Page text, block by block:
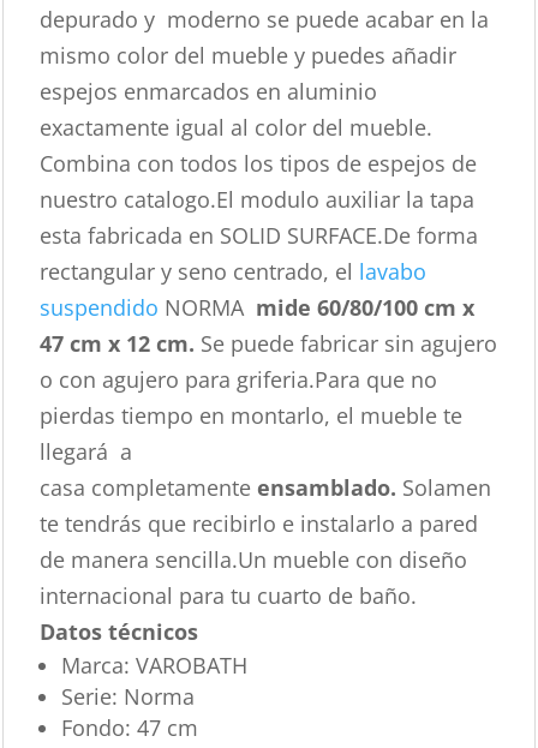
depurado y moderno se puede acabar en la
mismo color del mueble y puedes añadir
espejos enmarcados en aluminio
exactamente igual al color del mueble.
Combina con todos los tipos de espejos de
nuestro catalogo.El modulo auxiliar la tapa
esta fabricada en SOLID SURFACE.De forma
rectangular y seno centrado, el lavabo
suspendido NORMA mide 60/80/100 cm x
47 cm x 12 cm. Se puede fabricar sin agujero
o con agujero para griferia.Para que no
pierdas tiempo en montarlo, el mueble te
llegará a
casa completamente ensamblado. Solamen
te tendrás que recibirlo e instalarlo a pared
de manera sencilla.Un mueble con diseño
internacional para tu cuarto de baño.
Datos técnicos
Marca: VAROBATH
Serie: Norma
Fondo: 47 cm